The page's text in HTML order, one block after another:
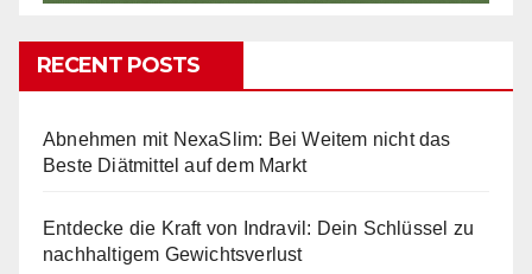
RECENT POSTS
Abnehmen mit NexaSlim: Bei Weitem nicht das
Beste Diätmittel auf dem Markt
Entdecke die Kraft von Indravil: Dein Schlüssel zu
nachhaltigem Gewichtsverlust